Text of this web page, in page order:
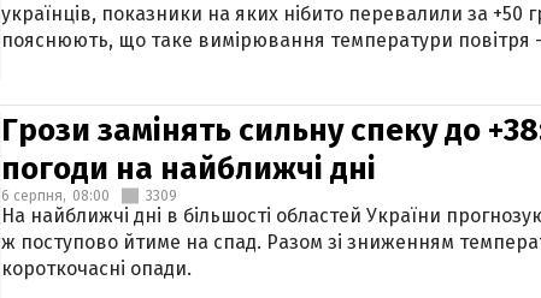
українців, показники на яких нібито перевалили за +50
пояснюють, що таке вимірювання температури повітря
Грози замінять сильну спеку до
погоди на найближчі дні
6 серпня, 08:00 3309
На найближчі дні в більшості областей України
ж поступово йтиме на спад. Разом зі зниженням
короткочасні опади.